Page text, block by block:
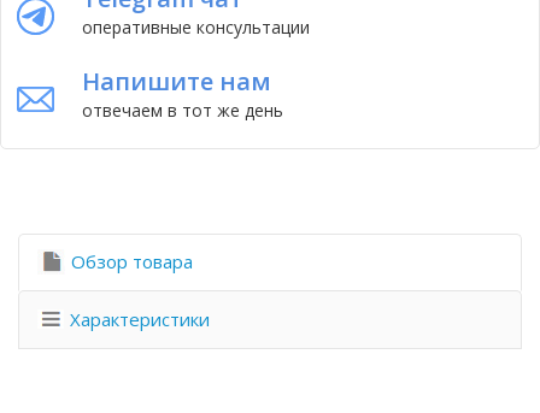
оперативные консультации
Напишите нам
отвечаем в тот же день
Обзор товара
Характеристики